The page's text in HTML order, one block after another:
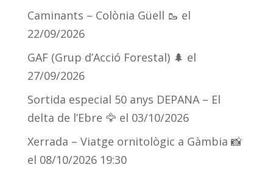
Caminants – Colònia Güell 🥾 el
22/09/2026
GAF (Grup d’Acció Forestal) 🌲 el
27/09/2026
Sortida especial 50 anys DEPANA – El
delta de l’Ebre 🦅 el 03/10/2026
Xerrada – Viatge ornitològic a Gàmbia 📸
el 08/10/2026 19:30